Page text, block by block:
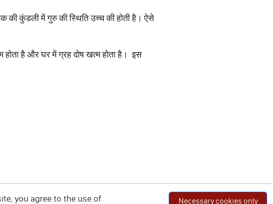
की कुंडली में गुरु की स्थिति उच्च की होती है। ऐसे
होता है और घर में ग्रह दोष खत्म होता है। इस
you agree to the use of Necessary cookies only